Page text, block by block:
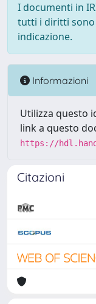
I documenti in
tutti i diritti sono
indicazione.
Informazioni
Utilizza questo
link a questo
https://
Citazioni